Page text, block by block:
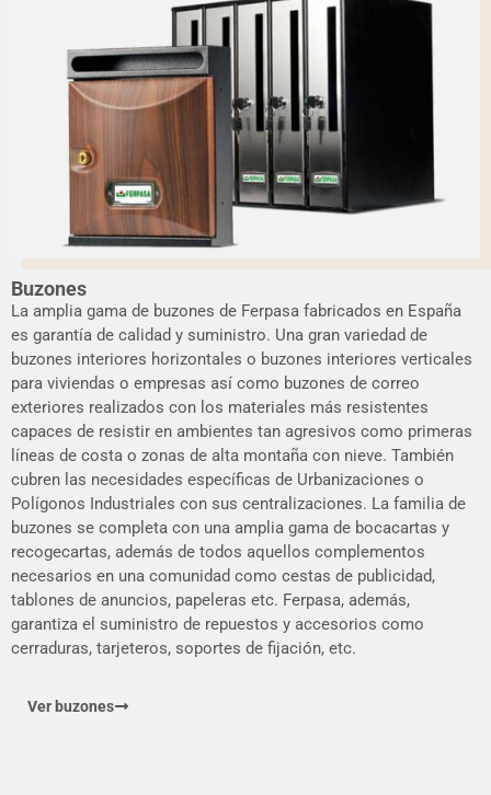
Buzones
La amplia gama de buzones de Ferpasa fabricados en España
es garantía de calidad y suministro. Una gran variedad de
buzones interiores horizontales o buzones interiores verticales
para viviendas o empresas así como buzones de correo
exteriores realizados con los materiales más resistentes
capaces de resistir en ambientes tan agresivos como primeras
líneas de costa o zonas de alta montaña con nieve. También
cubren las necesidades específicas de Urbanizaciones o
Polígonos Industriales con sus centralizaciones. La familia de
buzones se completa con una amplia gama de bocacartas y
recogecartas, además de todos aquellos complementos
necesarios en una comunidad como cestas de publicidad,
tablones de anuncios, papeleras etc. Ferpasa, además,
garantiza el suministro de repuestos y accesorios como
cerraduras, tarjeteros, soportes de fijación, etc.
Ver buzones